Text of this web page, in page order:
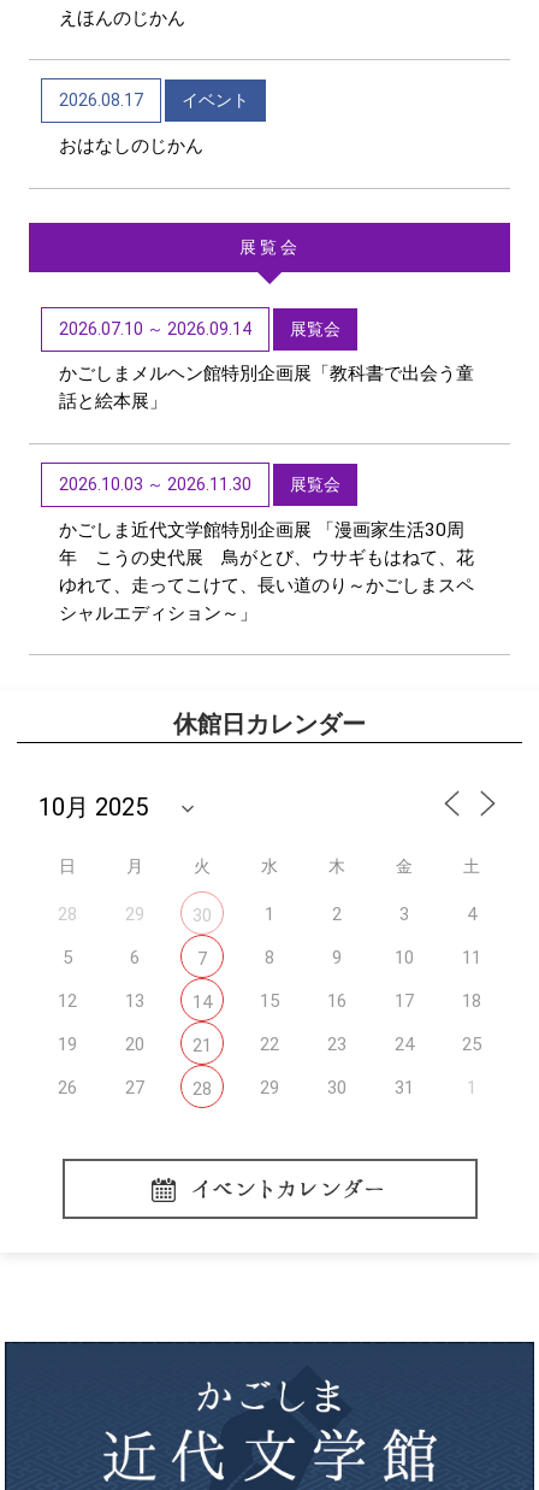
2026/06/04 トピックス
かごしま近代文学館 テーマ展「向田邦子日本を旅
する～Bon Voyage～」（11/1～R9/3/15）
えほんのじかん
2026.08.17 イベント
おはなしのじかん
展覧会
2026.07.10 ～ 2026.09.14 展覧会
かごしまメルヘン館特別企画展「教科書で出会う童
話と絵本展」
2026.10.03 ～ 2026.11.30 展覧会
かごしま近代文学館特別企画展 「漫画家生活30周
年 こうの史代展 鳥がとび、ウサギもはねて、花
ゆれて、走ってこけて、長い道のり～かごしまスペ
シャルエディション～」
休館日カレンダー
日 月 火 水 木 金 土
28 29 30 1 2 3
4
5
6 7 8 9 10
11
12
13 14 15 16 17
18
19
20 21 22 23 24
25
26
27 28 29 30 31 1